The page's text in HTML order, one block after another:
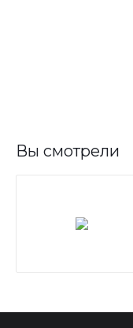
Вы смотрели